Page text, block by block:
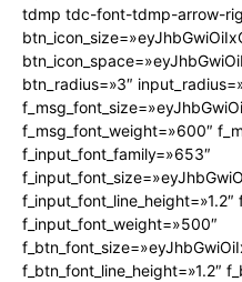
tdmp tdc-font-tdmp-arrow-
btn_radius=»3″
f_msg_font_weight=»600″
f_input_font_family=»653″
f_input_font_weight=»500″
f_btn_font_line_height=»1.2″